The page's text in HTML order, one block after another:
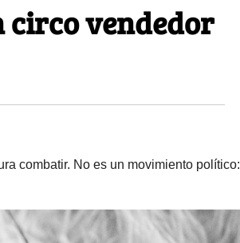
circo vendedor
combatir. No es un movimiento político: